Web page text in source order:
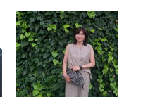
いいところです。カラーア
イテムだと取り入れにくい
と感じたレースのブラウス
も、白と黒の組み合わせな
ら甘くなりすぎずモダンな
印象に。ボトムは全体の甘
さを抜くよう、ラフな黒デ
ニムパンツをチョイス。大